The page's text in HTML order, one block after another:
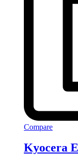
Compare
Kyocera